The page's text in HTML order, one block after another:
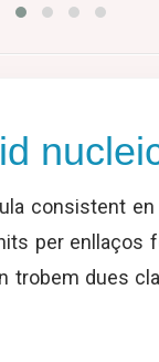
consistent en
per enllaços
trobem dues